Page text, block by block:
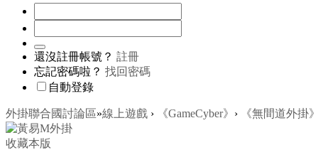
還沒註冊帳號？ 註冊
忘記密碼啦？ 找回密碼
自動登錄
外掛聯合國討論區»線上遊戲 › 《GameCyber》 › 《無間道外掛
收藏本版